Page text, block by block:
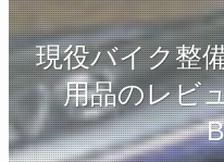
現役バイク整
用品のレビ